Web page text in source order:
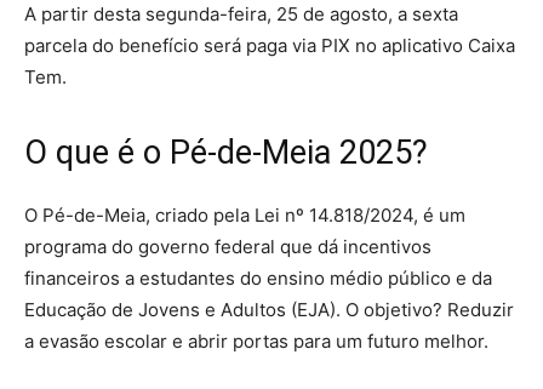
A partir desta segunda-feira, 25 de agosto, a sexta
parcela do benefício será paga via PIX no aplicativo Caixa
Tem.
O que é o Pé-de-Meia 2025?
O Pé-de-Meia, criado pela Lei nº 14.818/2024, é um
programa do governo federal que dá incentivos
financeiros a estudantes do ensino médio público e da
Educação de Jovens e Adultos (EJA). O objetivo? Reduzir
a evasão escolar e abrir portas para um futuro melhor.